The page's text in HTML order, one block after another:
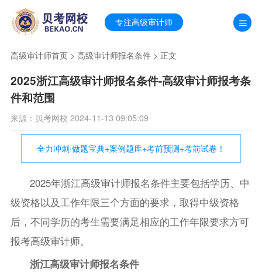
专注高级审计师
高级审计师首页> 高级审计师报名条件> 正文
2025浙江高级审计师报名条件-高级审计师报考条
件和范围
来源：贝考网校 2024-11-13 09:05:09
全力冲刺·做题宝典+案例题库+考前预测+考前试卷！
2025年浙江高级审计师报名条件主要包括学历、中
级资格以及工作年限三个方面的要求，取得中级资格
后，不同学历的考生需要满足相应的工作年限要求方可
报考高级审计师。
浙江高级审计师报名条件